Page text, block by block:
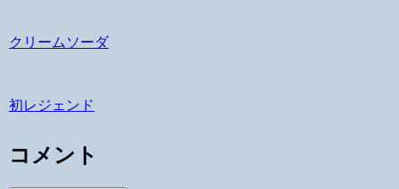
クリームソーダ
初レジェンド
コメント